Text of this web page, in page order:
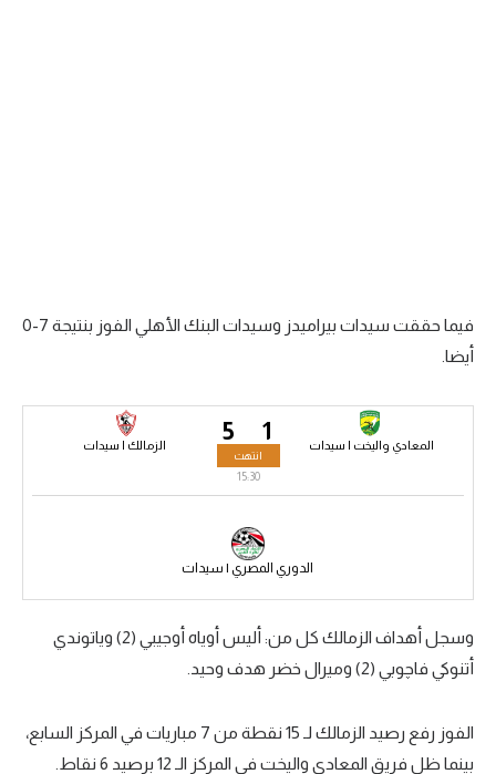
سعودي في الجول
الدوري الإنجليزي
الدوري الإسباني
أمم إفريقيا
كرة السلة الأمريكية
كرة يد
فيما حققت سيدات بيراميدز وسيدات البنك الأهلي الفوز بنتيجة 7-0
أيضا.
1 المعادي واليخت | سيدات 5 الزمالك | سيدات
انتهت
15:30
الدوري المصري | سيدات
وسجل أهداف الزمالك كل من: أليس أوياه أوجيبي (2) وياتوندي
أتنوكي فاچوبي (2) وميرال خضر هدف وحيد.
الفوز رفع رصيد الزمالك لـ 15 نقطة من 7 مباريات في المركز السابع،
بينما ظل فريق المعادي واليخت في المركز الـ 12 برصيد 6 نقاط.